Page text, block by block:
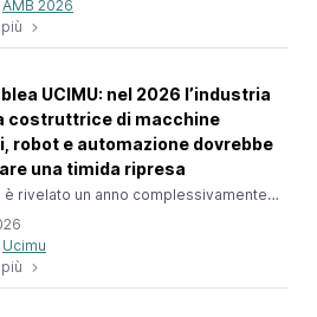
per le PMI tramite soluzioni No-
le aziende manifatturiere puntano a
propri processi più efficienti e flessibili,
soprattutto negli ambiti in cui persone e
collaborano sempre più strettame
AMB 2026
UCIMU: nel 2026 l’industria
costruttrice di macchine
robot e automazione dovrebbe
una timida ripresa
è rivelato un anno complessivamente
l’industria italiana costruttrice di
utensili, robot e automazione che ha
una sostanziale stazionarietà della
rispetto all’anno precedente. Il
è stato determinato dal
Ucimu